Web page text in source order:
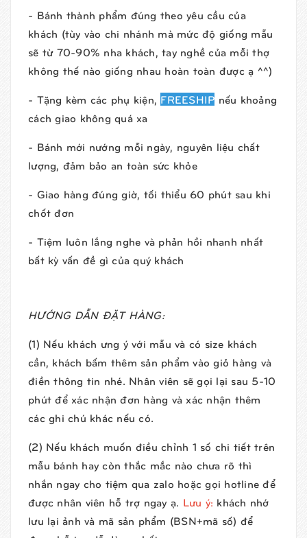
- Bánh thành phẩm đúng theo yêu cầu của
khách (tùy vào chi nhánh mà mức độ giống mẫu
sẽ từ 70-90% nha khách, tay nghề của mỗi thợ
không thế nào giống nhau hoàn toàn được ạ ^^)
- Tặng kèm các phụ kiện, FREESHIP nếu khoảng
cách giao không quá xa
- Bánh mới nướng mỗi ngày, nguyên liệu chất
lượng, đảm bảo an toàn sức khỏe
- Giao hàng đúng giờ, tối thiểu 60 phút sau khi
chốt đơn
- Tiệm luôn lắng nghe và phản hồi nhanh nhất
bất kỳ vấn đề gì của quý khách
HƯỚNG DẪN ĐẶT HÀNG:
(1) Nếu khách ưng ý với mẫu và có size khách
cần, khách bấm thêm sản phẩm vào giỏ hàng và
điền thông tin nhé. Nhân viên sẽ gọi lại sau 5-10
phút để xác nhận đơn hàng và xác nhận thêm
các ghi chú khác nếu có.
(2) Nếu khách muốn điều chỉnh 1 số chi tiết trên
mẫu bánh hay còn thắc mắc nào chưa rõ thì
nhắn ngay cho tiệm qua zalo hoặc gọi hotline để
được nhân viên hỗ trợ ngay ạ. Lưu ý: khách nhớ
lưu lại ảnh và mã sản phẩm (BSN+mã số) để